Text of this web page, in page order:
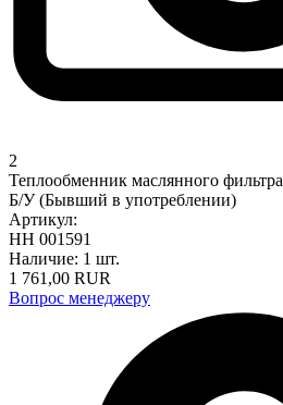
2
Теплообменник маслянного фильтра
Б/У (Бывший в употреблении)
Артикул:
НН 001591
Наличие: 1 шт.
1 761,00 RUR
Вопрос менеджеру